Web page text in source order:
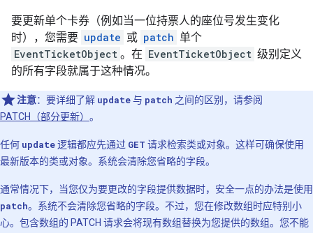
要更新单个卡券（例如当一位持票人的座位号发生变化
时），您需要 update 或 patch 单个
EventTicketObject 。在 EventTicketObject 级别定义
的所有字段就属于这种情况。
注意：要详细了解 update与 patch 之间的区别，请参阅
PATCH（部分更新） 。
任何 update逻辑都应先通过 GET 请求检索类或对象。这样可确保使用
最新版本的类或对象。系统会清除您省略的字段。
通常情况下，当您仅为要更改的字段提供数据时，安全一点的办法是使用
patch。系统不会清除您省略的字段。不过，您在修改数组时应特别小
心。包含数组的 PATCH 请求会将现有数组替换为您提供的数组。您不能